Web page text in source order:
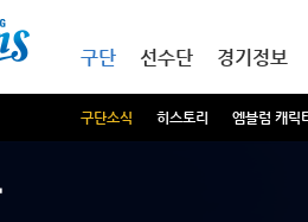
구단
구단소식 히스토리 엠블럼 캐릭
선수단 경기정보